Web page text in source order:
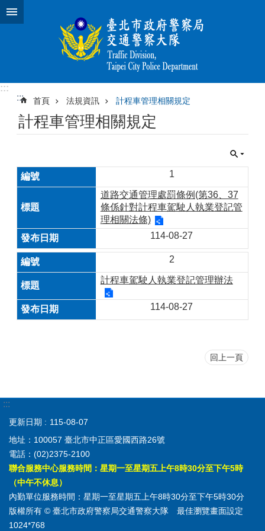
跳到主要內容區塊
:::
:::
首頁 法規資訊 計程車管理相關規定
計程車管理相關規定
1
道路交通管理處罰條例(第36、37
條係針對計程車駕駛人執業登記管
理相關法條)
114-08-27
2
計程車駕駛人執業登記管理辦法
114-08-27
回上一頁
:::
更新日期
115-08-07
地址：100057 臺北市中正區愛國西路26號
電話：(02)2375-2100
聯合服務中心服務時間：星期一至星期五上午8時30分至下午5時
（中午不休息）
內勤單位服務時間：星期一至星期五上午8時30分至下午5時30分
版權所有 © 臺北市政府警察局交通警察大隊 最佳瀏覽畫面設定
1024*768